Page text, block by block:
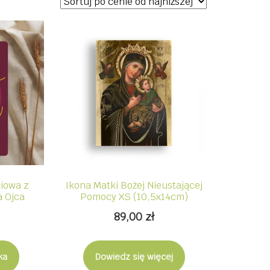
z
Ojca
Ikona Matki Bożej Nieustającej
Pomocy XS (10,5x14cm)
89,00 zł
Dowiedz się więcej